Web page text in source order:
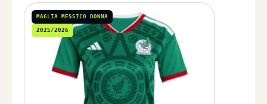
MAGLIA MESSICO DONNA
2025/2026